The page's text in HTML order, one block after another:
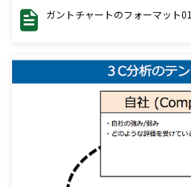
ガントチャートのフォーマット01